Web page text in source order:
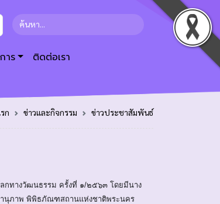
าร ติดต่อเรา
ก ข่าวและกิจกรรม ข่าวประชาสัมพันธ์
กทางวัฒนธรรม ครั้งที่ ๑/๒๕๖๓ โดยมีนาง
านุภาพ พิพิธภัณฑสถานแห่งชาติพระนคร